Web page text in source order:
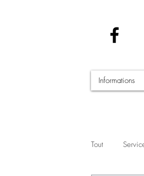
Informations
Tout